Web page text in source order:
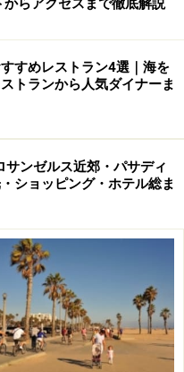
すめレストラン4選｜海を
トランから人気ダイナーま
サンゼルス近郊・パサディ
ショッピング・ホテル総ま